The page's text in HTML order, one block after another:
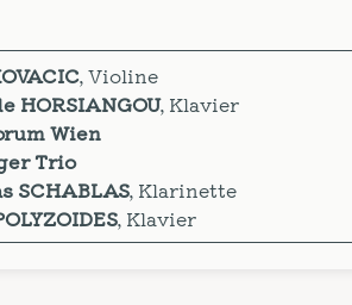
, Violine
HORSIANGOU, Klavier
Wien
Trio
SCHABLAS, Klarinette
, Klavier